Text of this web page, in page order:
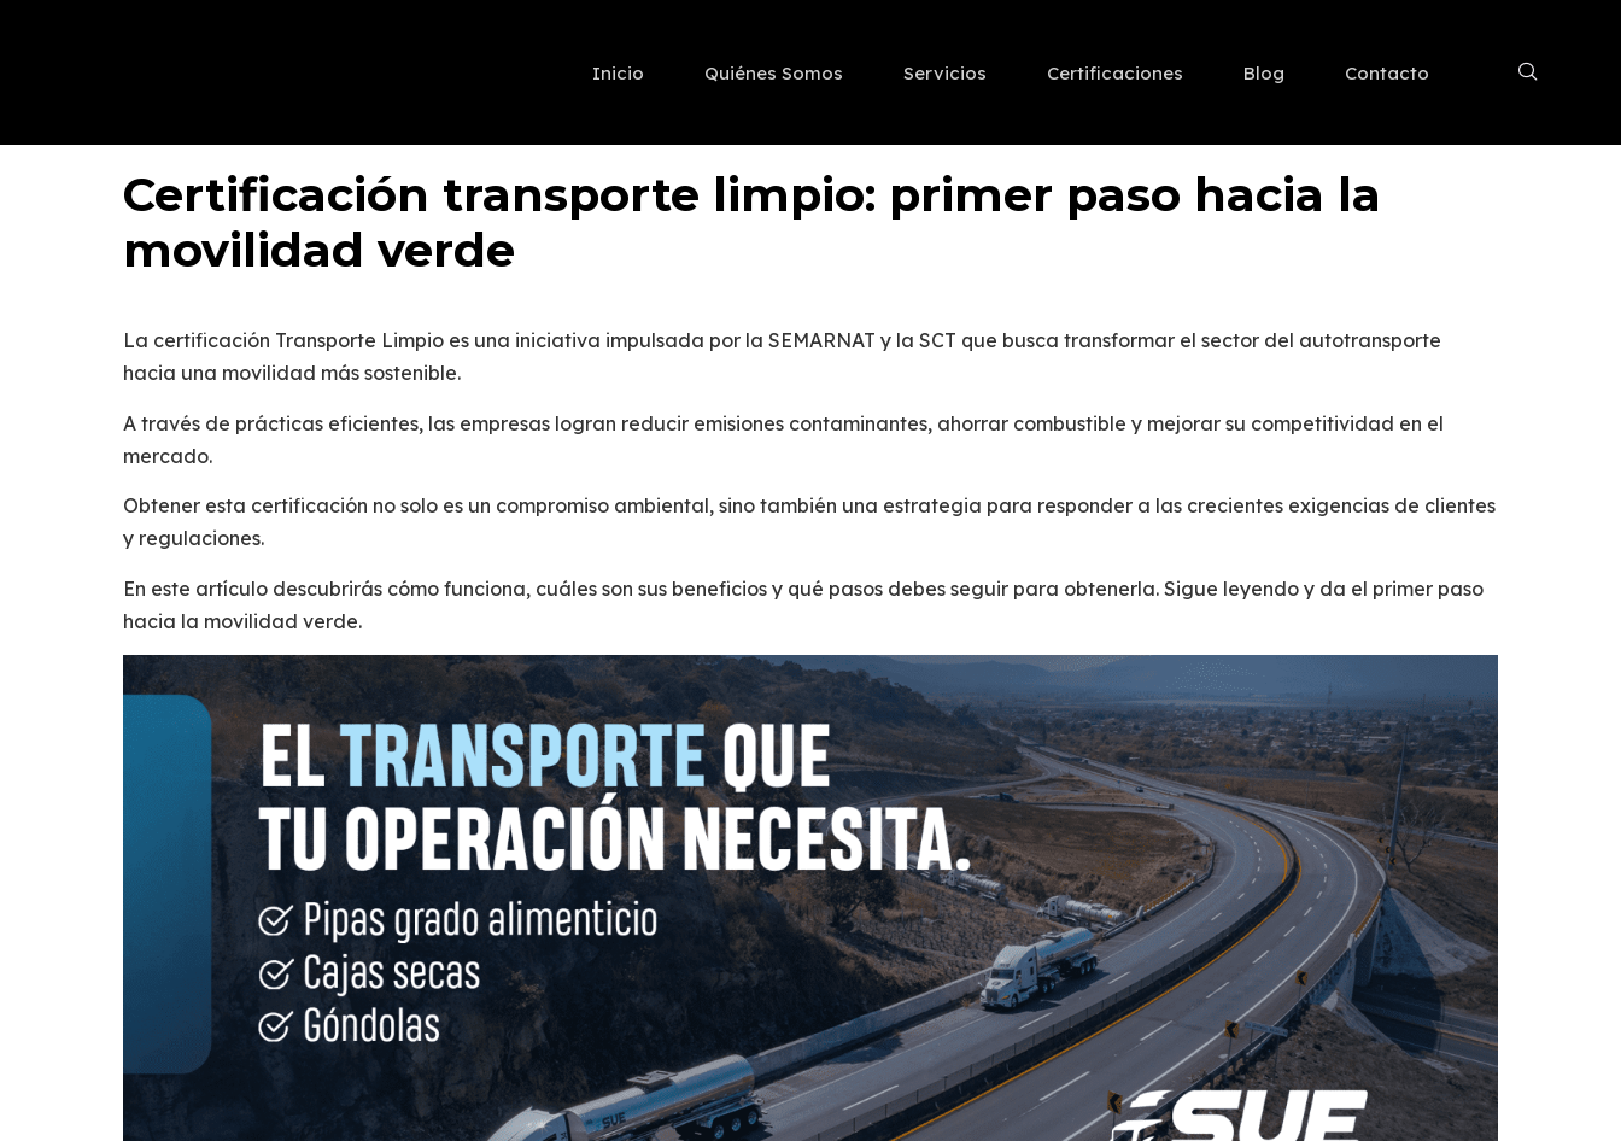
Inicio Quiénes Somos Servicios Certificaciones Blog Contacto
Certificación transporte limpio: primer paso hacia la
movilidad verde
La certificación Transporte Limpio es una iniciativa impulsada por la SEMARNAT y la SCT que busca transformar el sector del autotransporte
hacia una movilidad más sostenible.
A través de prácticas eficientes, las empresas logran reducir emisiones contaminantes, ahorrar combustible y mejorar su competitividad en el
mercado.
Obtener esta certificación no solo es un compromiso ambiental, sino también una estrategia para responder a las crecientes exigencias de clientes
y regulaciones.
En este artículo descubrirás cómo funciona, cuáles son sus beneficios y qué pasos debes seguir para obtenerla. Sigue leyendo y da el primer paso
hacia la movilidad verde.